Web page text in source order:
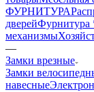
ФУРНИТУРА
дверейФурнитура
механизмы
—
Замки врезные
Замки
навесные